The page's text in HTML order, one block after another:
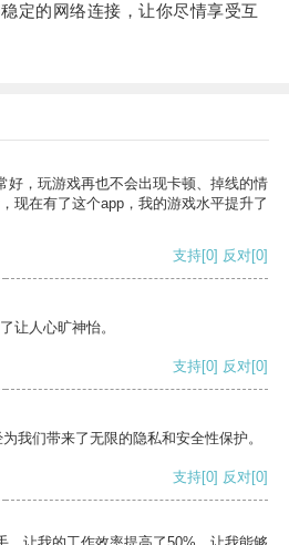
定的网络连接，让你尽情享受互
好，玩游戏再也不会出现卡顿、掉线的情
现在有了这个app，我的游戏水平提升了
支持[0] 反对[0]
让人心旷神怡。
支持[0] 反对[0]
我们带来了无限的隐私和安全性保护。
支持[0] 反对[0]